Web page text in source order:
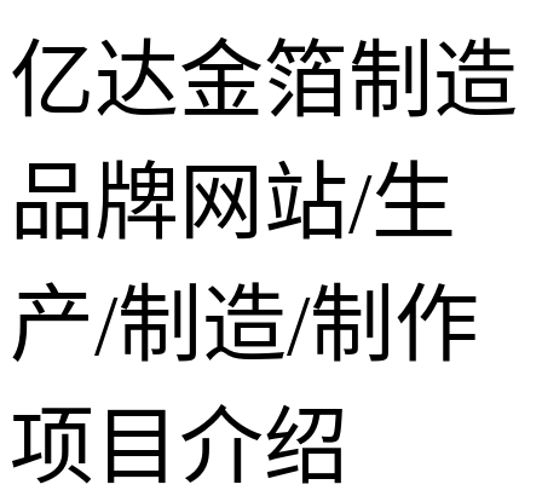
亿达金箔制造
品牌网站/生
产/制造/制作
项目介绍